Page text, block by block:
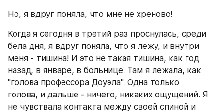
Но, я вдруг поняла, что мне не хреново!
Когда я сегодня в третий раз проснулась, среди
бела дня, я вдруг поняла, что я лежу, и внутри
меня - тишина! И это не такая тишина, как год
назад, в январе, в больнице. Там я лежала, как
"голова профессора Доуэла". Одна только
голова, и дальше - ничего, никаких ощущений. Я
не чувствала контакта между своей спиной и